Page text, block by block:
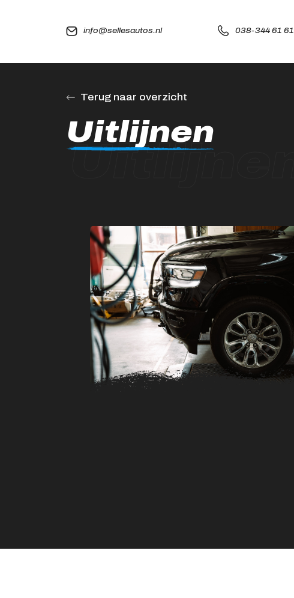
info@sellesautos.nl 038-344 61 61
Terug naar overzicht
Uitlijnen
Uitlijnen